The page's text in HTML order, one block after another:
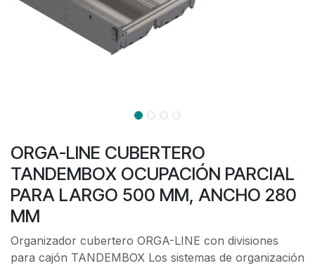
ORGA-LINE CUBERTERO
TANDEMBOX OCUPACIÓN PARCIAL
PARA LARGO 500 MM, ANCHO 280
MM
Organizador cubertero ORGA-LINE con divisiones
para cajón TANDEMBOX Los sistemas de organización